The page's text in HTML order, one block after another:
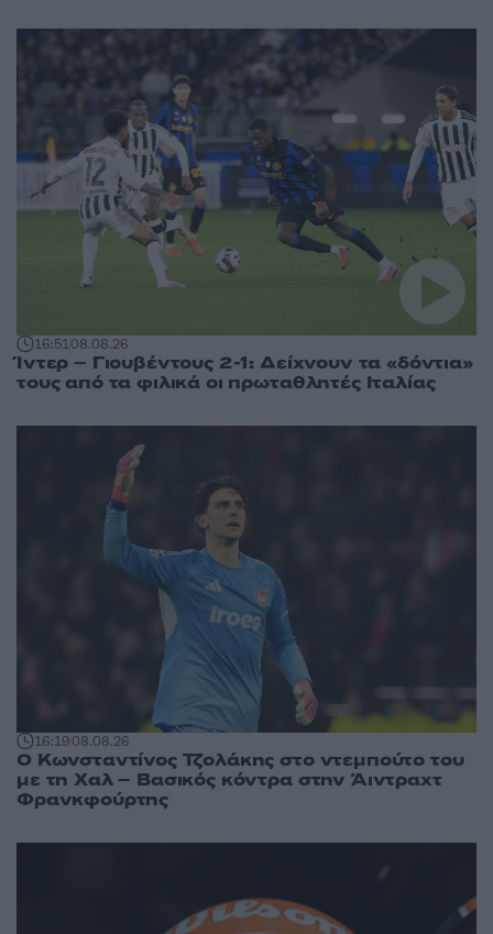
16:5108.08.26
Ίντερ – Γιουβέντους 2-1: Δείχνουν τα «δόντια»
τους από τα φιλικά οι πρωταθλητές Ιταλίας
16:1908.08.26
Ο Κωνσταντίνος Τζολάκης στο ντεμπούτο του
με τη Χαλ – Βασικός κόντρα στην Άιντραχτ
Φρανκφούρτης